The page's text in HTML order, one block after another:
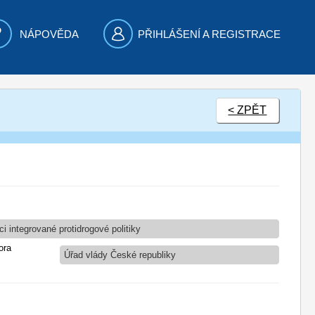
NÁPOVĚDA PŘIHLÁŠENÍ A REGISTRACE
< ZPĚT
integrované protidrogové politiky
Úřad vlády České republiky